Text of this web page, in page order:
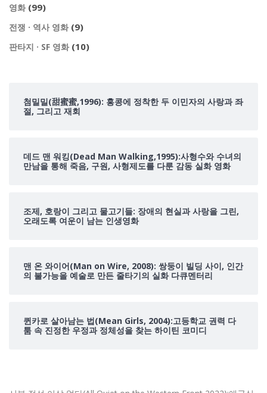
영화(99)
전쟁 · 역사 영화(9)
판타지 · SF 영화(10)
첨밀밀(甜蜜蜜,1996): 홍콩에 정착한 두 이민자의 사랑과 좌
절, 그리고 재회
데드 맨 워킹(Dead Man Walking,1995):사형수와 수녀의
만남을 통해 죽음, 구원, 사형제도를 다룬 감동 실화 영화
조제, 호랑이 그리고 물고기들: 장애의 현실과 사랑을 그린,
오래도록 여운이 남는 인생영화
맨 온 와이어(Man on Wire, 2008): 쌍둥이 빌딩 사이, 인간
의 불가능을 예술로 만든 줄타기의 실화 다큐멘터리
퀸카로 살아남는 법(Mean Girls, 2004):고등학교 권력 다
툼 속 진정한 우정과 정체성을 찾는 하이틴 코미디